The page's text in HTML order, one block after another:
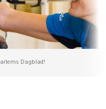
Dagblad!